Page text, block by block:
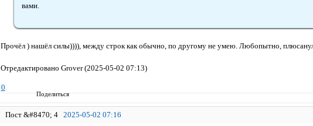
Поделиться
вами.
Прочёл ) нашёл силы)))), между строк как обычно, по другому не умею. Любопытно,
Отредактировано Grover (2025-05-02 07:13)
0
4 2025-05-02 07:16